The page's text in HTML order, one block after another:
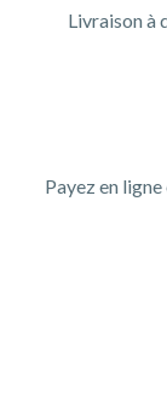
Livraison à
Payez en